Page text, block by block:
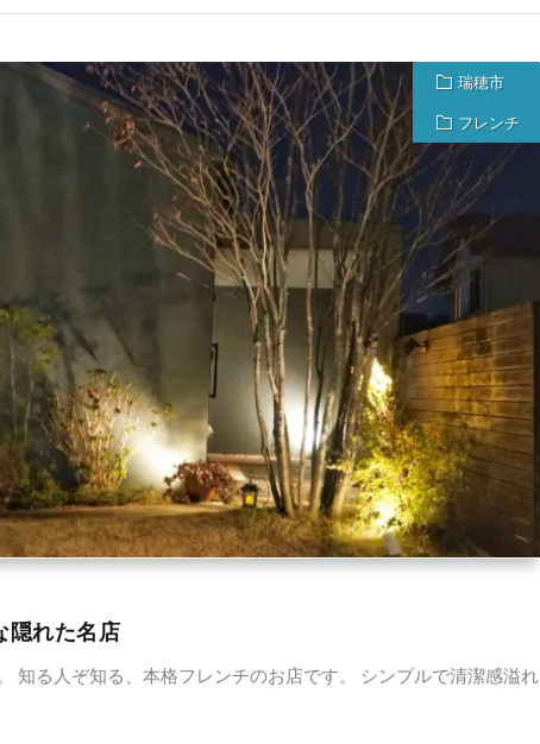
瑞穂市
フレンチ
隠れた名店
知る人ぞ知る、本格フレンチのお店です。 シンプルで清潔感溢れ